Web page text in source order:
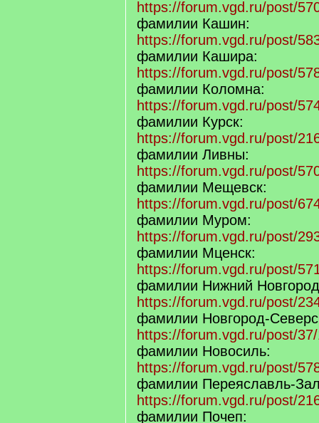
https://forum.vgd.ru/post/
фамилии Кашин:
https://forum.vgd.ru/post/
фамилии Кашира:
https://forum.vgd.ru/post/
фамилии Коломна:
https://forum.vgd.ru/post/
фамилии Курск:
https://forum.vgd.ru/post/
фамилии Ливны:
https://forum.vgd.ru/post/
фамилии Мещевск:
https://forum.vgd.ru/post/
фамилии Муром:
https://forum.vgd.ru/post/
фамилии Мценск:
https://forum.vgd.ru/post/
фамилии Нижний
https://forum.vgd.ru/post/
фамилии Новгород-
https://forum.vgd.ru/post/
фамилии Новосиль:
https://forum.vgd.ru/post/
фамилии Переяславль-
https://forum.vgd.ru/post/
фамилии Почеп: